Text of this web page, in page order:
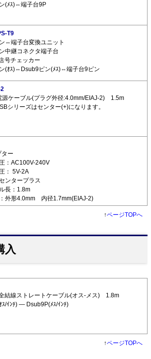
(ﾒｽ)⇔端子台9P
T9
⇔端子台変換ユニット
中継コネクタ端子台
号チェッカー
(ｵｽ)⇔Dsub9ピン(ﾒｽ)⇔端子台9ピン
源ケーブル(プラグ外径:4.0mm/EIAJ-2) 1.5m
シリーズはセンター(+)になります。
ー
：AC100V-240V
： 5V-2A
ンタープラス
長：1.8m
：外形4.0mm 内径1.7mm(EIAJ-2)
↑ページTOPへ
入
結線ストレートケーブル(オス-メス) 1.8m
ｽ/ｲﾝﾁ) ― Dsub9P(ﾒｽ/ｲﾝﾁ)
↑ページTOPへ